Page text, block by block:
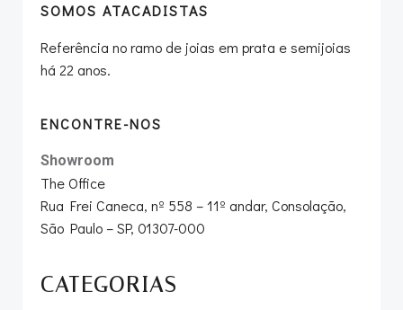
SOMOS ATACADISTAS
Referência no ramo de joias em prata e semijoias
há 22 anos.
ENCONTRE-NOS
Showroom
The Office
Rua Frei Caneca, nº 558 – 11º andar, Consolação,
São Paulo – SP, 01307-000
CATEGORIAS